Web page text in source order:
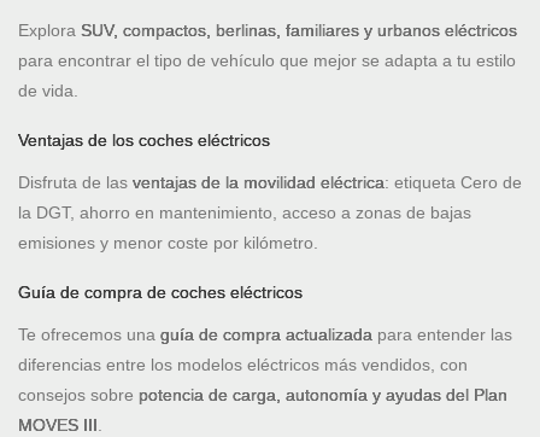
Explora SUV, compactos, berlinas, familiares y urbanos eléctricos
para encontrar el tipo de vehículo que mejor se adapta a tu estilo
de vida.
Ventajas de los coches eléctricos
Disfruta de las ventajas de la movilidad eléctrica: etiqueta Cero de
la DGT, ahorro en mantenimiento, acceso a zonas de bajas
emisiones y menor coste por kilómetro.
Guía de compra de coches eléctricos
Te ofrecemos una guía de compra actualizada para entender las
diferencias entre los modelos eléctricos más vendidos, con
consejos sobre potencia de carga, autonomía y ayudas del Plan
MOVES III.